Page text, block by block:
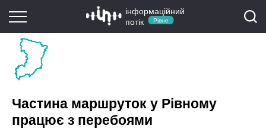
інформаційний
потік
Рівне
Частина маршруток у Рівному
працює з перебоями